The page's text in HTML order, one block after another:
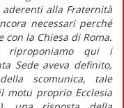
alla Fraternità
necessari perché
la Chiesa di Roma.
riproponiamo qui i
Sede aveva definito,
scomunica, tale
motu proprio Ecclesia